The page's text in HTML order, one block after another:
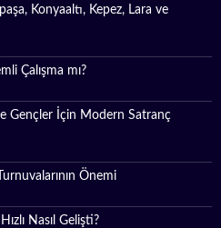
Konyaaltı, Kepez, Lara ve
Çalışma mı?
Gençler İçin Modern Satranç
Önemi
Nasıl Gelişti?